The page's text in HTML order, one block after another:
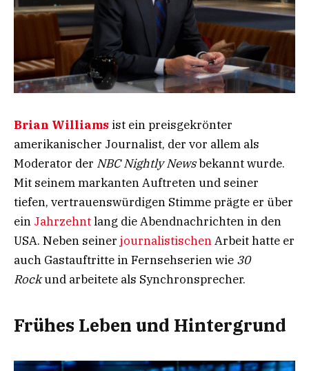
Brian Williams ist ein preisgekrönter
amerikanischer Journalist, der vor allem als
Moderator der NBC Nightly Newsbekannt wurde.
Mit seinem markanten Auftreten und seiner
tiefen, vertrauenswürdigen Stimme prägte er über
ein Jahrzehntlang die Abendnachrichten in den
USA. Neben seiner journalistischenArbeit hatte er
auch Gastauftritte in Fernsehserien wie 30
Rockund arbeitete als Synchronsprecher.
Frühes Leben und Hintergrund